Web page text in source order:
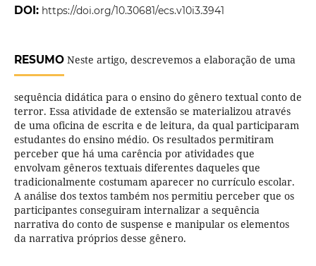
DOI: https://doi.org/10.30681/ecs.v10i3.3941
RESUMONeste artigo, descrevemos a elaboração de uma
sequência didática para o ensino do gênero textual conto de
terror. Essa atividade de extensão se materializou através
de uma oficina de escrita e de leitura, da qual participaram
estudantes do ensino médio. Os resultados permitiram
perceber que há uma carência por atividades que
envolvam gêneros textuais diferentes daqueles que
tradicionalmente costumam aparecer no currículo escolar.
A análise dos textos também nos permitiu perceber que os
participantes conseguiram internalizar a sequência
narrativa do conto de suspense e manipular os elementos
da narrativa próprios desse gênero.